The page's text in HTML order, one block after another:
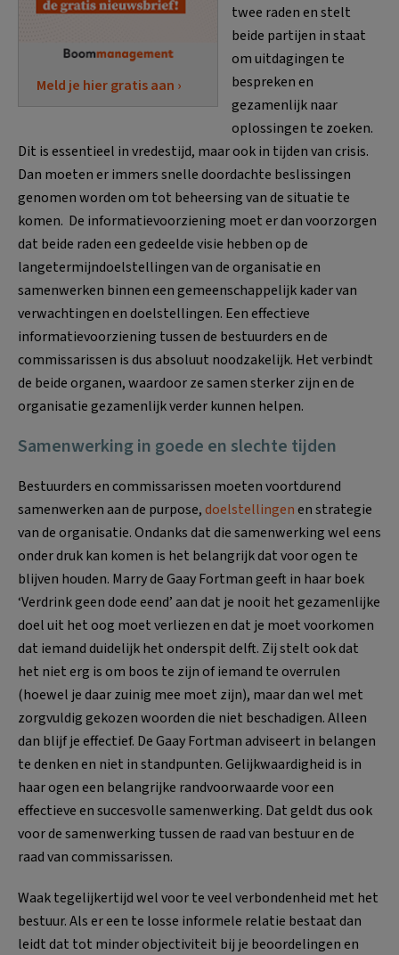
Meld je hier gratis aan ›
twee raden en stelt
beide partijen in staat
om uitdagingen te
bespreken en
gezamenlijk naar
oplossingen te zoeken.
Dit is essentieel in vredestijd, maar ook in tijden van crisis.
Dan moeten er immers snelle doordachte beslissingen
genomen worden om tot beheersing van de situatie te
komen. De informatievoorziening moet er dan voorzorgen
dat beide raden een gedeelde visie hebben op de
langetermijndoelstellingen van de organisatie en
samenwerken binnen een gemeenschappelijk kader van
verwachtingen en doelstellingen. Een effectieve
informatievoorziening tussen de bestuurders en de
commissarissen is dus absoluut noodzakelijk. Het verbindt
de beide organen, waardoor ze samen sterker zijn en de
organisatie gezamenlijk verder kunnen helpen.
Samenwerking in goede en slechte tijden
Bestuurders en commissarissen moeten voortdurend
samenwerken aan de purpose,doelstellingenen strategie
van de organisatie. Ondanks dat die samenwerking wel eens
onder druk kan komen is het belangrijk dat voor ogen te
blijven houden. Marry de Gaay Fortman geeft in haar boek
‘Verdrink geen dode eend’ aan dat je nooit het gezamenlijke
doel uit het oog moet verliezen en dat je moet voorkomen
dat iemand duidelijk het onderspit delft. Zij stelt ook dat
het niet erg is om boos te zijn of iemand te overrulen
(hoewel je daar zuinig mee moet zijn), maar dan wel met
zorgvuldig gekozen woorden die niet beschadigen. Alleen
dan blijf je effectief. De Gaay Fortman adviseert in belangen
te denken en niet in standpunten. Gelijkwaardigheid is in
haar ogen een belangrijke randvoorwaarde voor een
effectieve en succesvolle samenwerking. Dat geldt dus ook
voor de samenwerking tussen de raad van bestuur en de
raad van commissarissen.
Waak tegelijkertijd wel voor te veel verbondenheid met het
bestuur. Als er een te losse informele relatie bestaat dan
leidt dat tot minder objectiviteit bij je beoordelingen en